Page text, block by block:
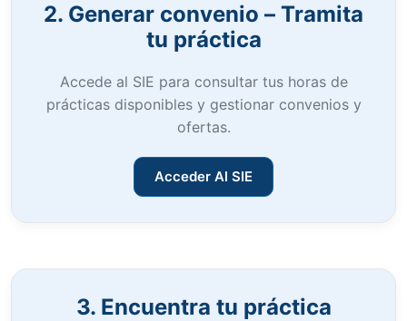
2. Generar convenio – Tramita
tu práctica
Accede al SIE para consultar tus horas de
prácticas disponibles y gestionar convenios y
ofertas.
Acceder Al SIE
3. Encuentra tu práctica